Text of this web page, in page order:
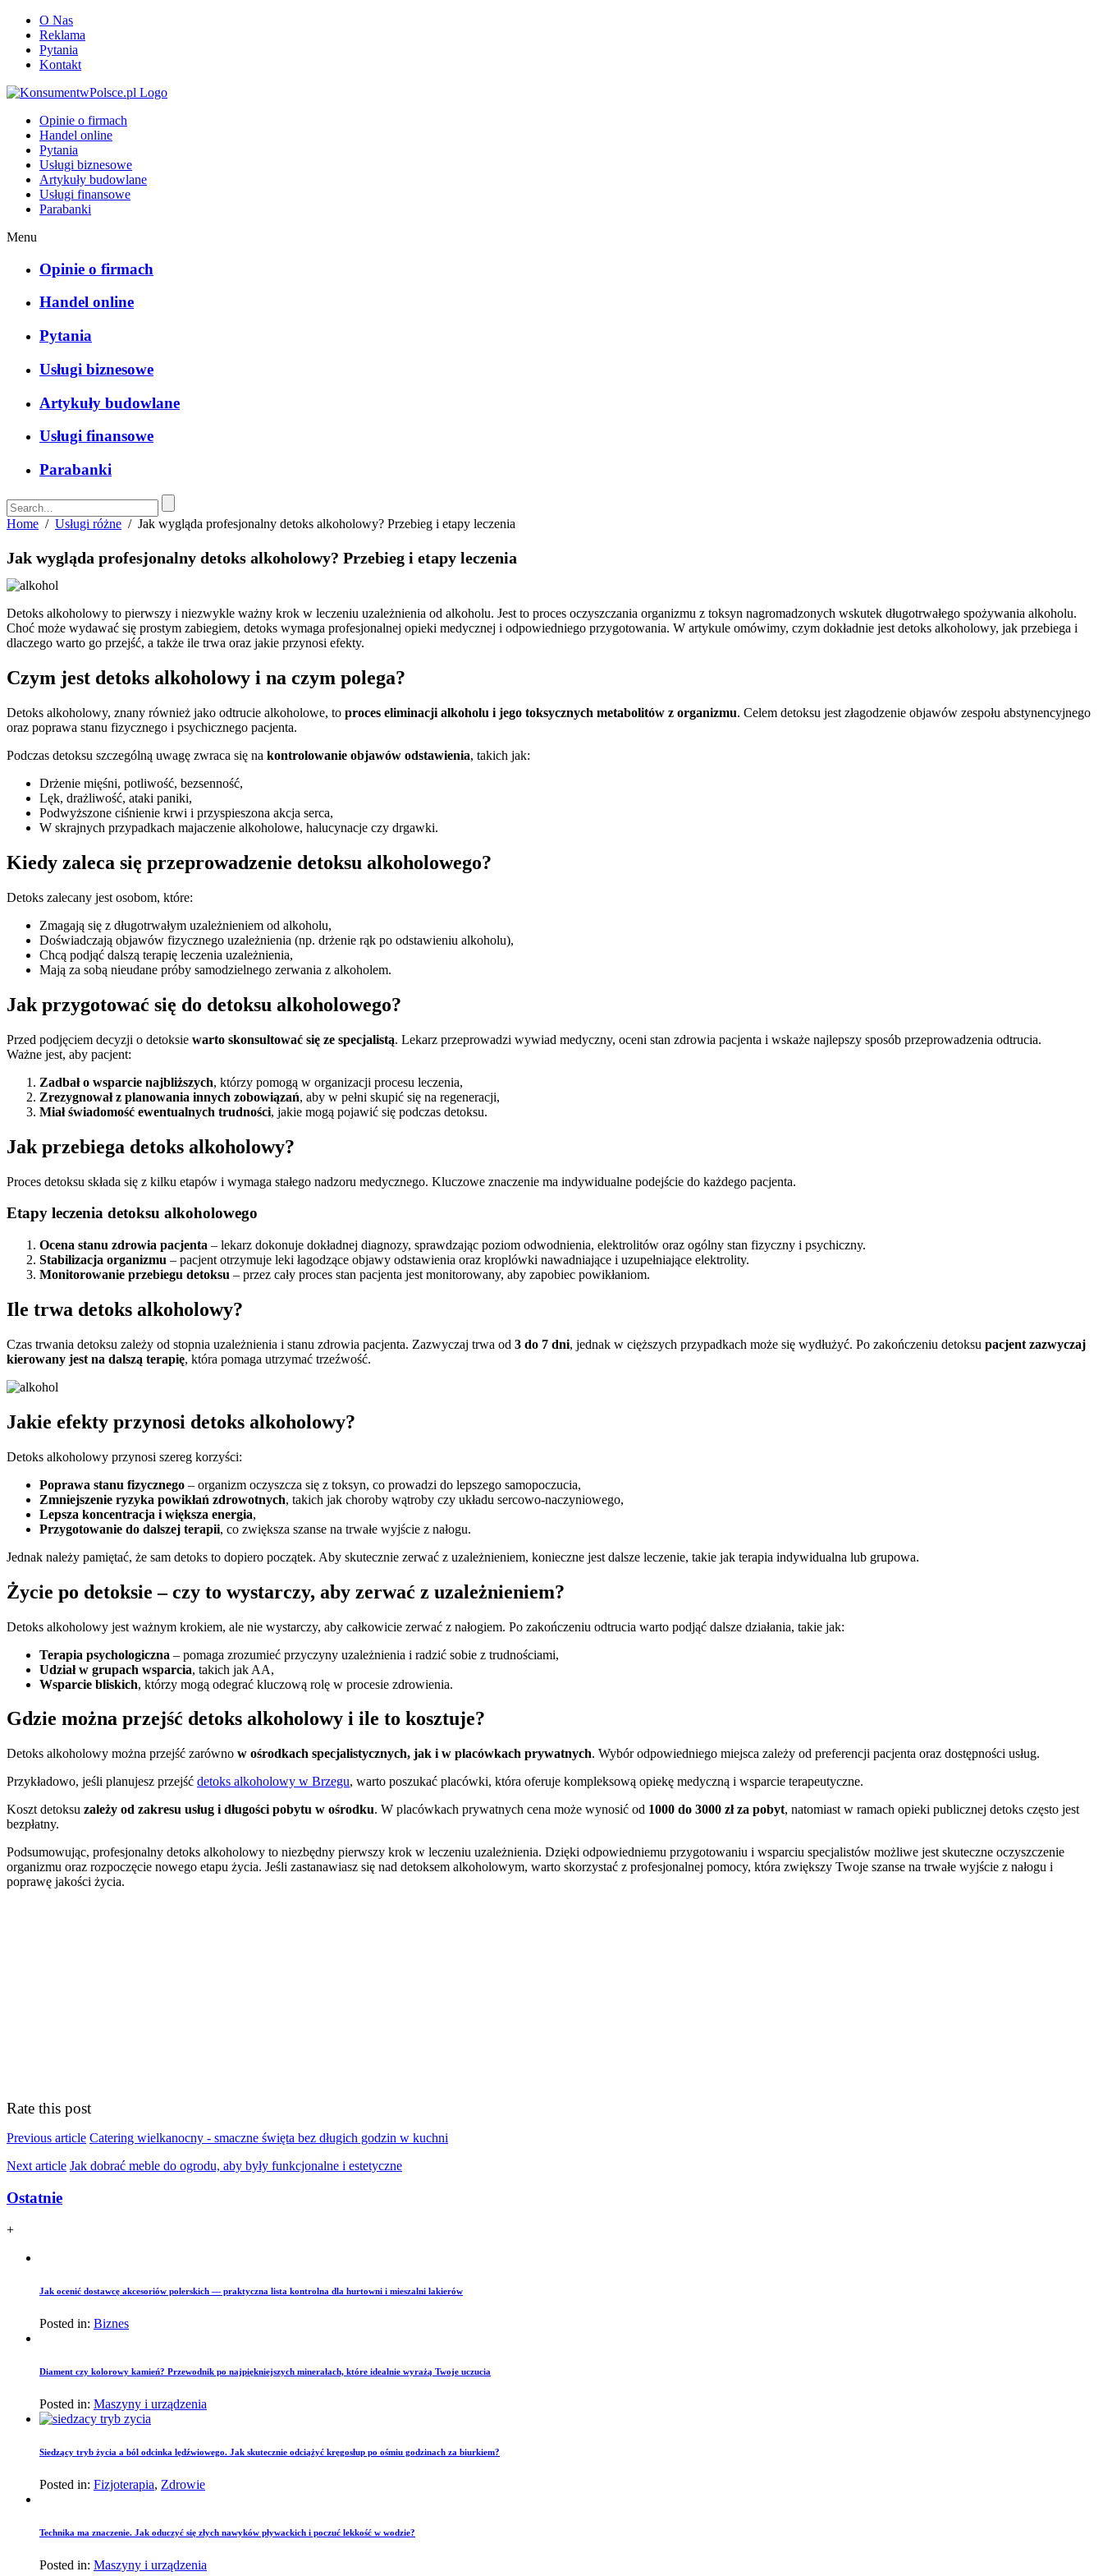
O Nas
Reklama
Pytania
Kontakt
Opinie o firmach
Handel online
Pytania
Usługi biznesowe
Artykuły budowlane
Usługi finansowe
Parabanki
Menu
Opinie o firmach
Handel online
Pytania
Usługi biznesowe
Artykuły budowlane
Usługi finansowe
Parabanki
Home / Usługi różne / Jak wygląda profesjonalny detoks alkoholowy? Przebieg i etapy leczenia
Jak wygląda profesjonalny detoks alkoholowy? Przebieg i etapy leczenia
Detoks alkoholowy to pierwszy i niezwykle ważny krok w leczeniu uzależnienia od alkoholu. Jest to proces oczyszczania organizmu z toksyn nagromadzonych wskutek długotrwałego spożywania alkoholu.
Choć może wydawać się prostym zabiegiem, detoks wymaga profesjonalnej opieki medycznej i odpowiedniego przygotowania. W artykule omówimy, czym dokładnie jest detoks alkoholowy, jak przebiega i
dlaczego warto go przejść, a także ile trwa oraz jakie przynosi efekty.
Czym jest detoks alkoholowy i na czym polega?
Detoks alkoholowy, znany również jako odtrucie alkoholowe, to proces eliminacji alkoholu i jego toksycznych metabolitów z organizmu. Celem detoksu jest złagodzenie objawów zespołu abstynencyjnego
oraz poprawa stanu fizycznego i psychicznego pacjenta.
Podczas detoksu szczególną uwagę zwraca się na kontrolowanie objawów odstawienia, takich jak:
Drżenie mięśni, potliwość, bezsenność,
Lęk, drażliwość, ataki paniki,
Podwyższone ciśnienie krwi i przyspieszona akcja serca,
W skrajnych przypadkach majaczenie alkoholowe, halucynacje czy drgawki.
Kiedy zaleca się przeprowadzenie detoksu alkoholowego?
Detoks zalecany jest osobom, które:
Zmagają się z długotrwałym uzależnieniem od alkoholu,
Doświadczają objawów fizycznego uzależnienia (np. drżenie rąk po odstawieniu alkoholu),
Chcą podjąć dalszą terapię leczenia uzależnienia,
Mają za sobą nieudane próby samodzielnego zerwania z alkoholem.
Jak przygotować się do detoksu alkoholowego?
Przed podjęciem decyzji o detoksie warto skonsultować się ze specjalistą. Lekarz przeprowadzi wywiad medyczny, oceni stan zdrowia pacjenta i wskaże najlepszy sposób przeprowadzenia odtrucia.
Ważne jest, aby pacjent:
Zadbał o wsparcie najbliższych, którzy pomogą w organizacji procesu leczenia,
Zrezygnował z planowania innych zobowiązań, aby w pełni skupić się na regeneracji,
Miał świadomość ewentualnych trudności, jakie mogą pojawić się podczas detoksu.
Jak przebiega detoks alkoholowy?
Proces detoksu składa się z kilku etapów i wymaga stałego nadzoru medycznego. Kluczowe znaczenie ma indywidualne podejście do każdego pacjenta.
Etapy leczenia detoksu alkoholowego
Ocena stanu zdrowia pacjenta – lekarz dokonuje dokładnej diagnozy, sprawdzając poziom odwodnienia, elektrolitów oraz ogólny stan fizyczny i psychiczny.
Stabilizacja organizmu – pacjent otrzymuje leki łagodzące objawy odstawienia oraz kroplówki nawadniające i uzupełniające elektrolity.
Monitorowanie przebiegu detoksu – przez cały proces stan pacjenta jest monitorowany, aby zapobiec powikłaniom.
Ile trwa detoks alkoholowy?
Czas trwania detoksu zależy od stopnia uzależnienia i stanu zdrowia pacjenta. Zazwyczaj trwa od 3 do 7 dni, jednak w cięższych przypadkach może się wydłużyć. Po zakończeniu detoksu pacjent zazwyczaj
kierowany jest na dalszą terapię, która pomaga utrzymać trzeźwość.
Jakie efekty przynosi detoks alkoholowy?
Detoks alkoholowy przynosi szereg korzyści:
Poprawa stanu fizycznego – organizm oczyszcza się z toksyn, co prowadzi do lepszego samopoczucia,
Zmniejszenie ryzyka powikłań zdrowotnych, takich jak choroby wątroby czy układu sercowo-naczyniowego,
Lepsza koncentracja i większa energia,
Przygotowanie do dalszej terapii, co zwiększa szanse na trwałe wyjście z nałogu.
Jednak należy pamiętać, że sam detoks to dopiero początek. Aby skutecznie zerwać z uzależnieniem, konieczne jest dalsze leczenie, takie jak terapia indywidualna lub grupowa.
Życie po detoksie – czy to wystarczy, aby zerwać z uzależnieniem?
Detoks alkoholowy jest ważnym krokiem, ale nie wystarczy, aby całkowicie zerwać z nałogiem. Po zakończeniu odtrucia warto podjąć dalsze działania, takie jak:
Terapia psychologiczna – pomaga zrozumieć przyczyny uzależnienia i radzić sobie z trudnościami,
Udział w grupach wsparcia, takich jak AA,
Wsparcie bliskich, którzy mogą odegrać kluczową rolę w procesie zdrowienia.
Gdzie można przejść detoks alkoholowy i ile to kosztuje?
Detoks alkoholowy można przejść zarówno w ośrodkach specjalistycznych, jak i w placówkach prywatnych. Wybór odpowiedniego miejsca zależy od preferencji pacjenta oraz dostępności usług.
Przykładowo, jeśli planujesz przejść detoks alkoholowy w Brzegu, warto poszukać placówki, która oferuje kompleksową opiekę medyczną i wsparcie terapeutyczne.
Koszt detoksu zależy od zakresu usług i długości pobytu w ośrodku. W placówkach prywatnych cena może wynosić od 1000 do 3000 zł za pobyt, natomiast w ramach opieki publicznej detoks często jest
bezpłatny.
Podsumowując, profesjonalny detoks alkoholowy to niezbędny pierwszy krok w leczeniu uzależnienia. Dzięki odpowiedniemu przygotowaniu i wsparciu specjalistów możliwe jest skuteczne oczyszczenie
organizmu oraz rozpoczęcie nowego etapu życia. Jeśli zastanawiasz się nad detoksem alkoholowym, warto skorzystać z profesjonalnej pomocy, która zwiększy Twoje szanse na trwałe wyjście z nałogu i
poprawę jakości życia.
Rate this post
Previous article Catering wielkanocny - smaczne święta bez długich godzin w kuchni
Next article Jak dobrać meble do ogrodu, aby były funkcjonalne i estetyczne
Ostatnie
+
Jak ocenić dostawcę akcesoriów polerskich — praktyczna lista kontrolna dla hurtowni i mieszalni lakierów
Posted in: Biznes
Diament czy kolorowy kamień? Przewodnik po najpiękniejszych minerałach, które idealnie wyrażą Twoje uczucia
Posted in: Maszyny i urządzenia
Siedzący tryb życia a ból odcinka lędźwiowego. Jak skutecznie odciążyć kręgosłup po ośmiu godzinach za biurkiem?
Posted in: Fizjoterapia, Zdrowie
Technika ma znaczenie. Jak oduczyć się złych nawyków pływackich i poczuć lekkość w wodzie?
Posted in: Maszyny i urządzenia